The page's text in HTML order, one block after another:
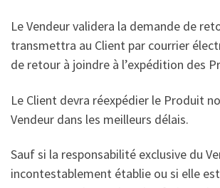
Le Vendeur validera la demande de
transmettra au Client par courrier
de retour à joindre à l’expédition des
Le Client devra réexpédier le Produit
Vendeur dans les meilleurs délais.
Sauf si la responsabilité exclusive du
incontestablement établie ou si elle